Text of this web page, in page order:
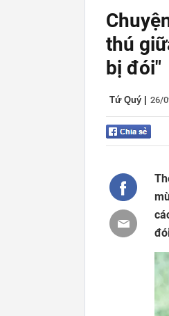
thú
bị đói"
Tứ Quý 26/